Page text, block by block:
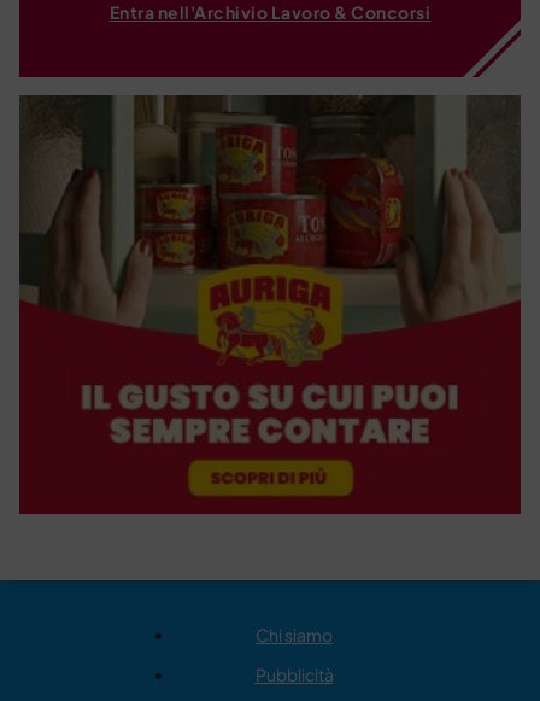
Entra nell'Archivio Lavoro & Concorsi
Chi siamo
Pubblicità